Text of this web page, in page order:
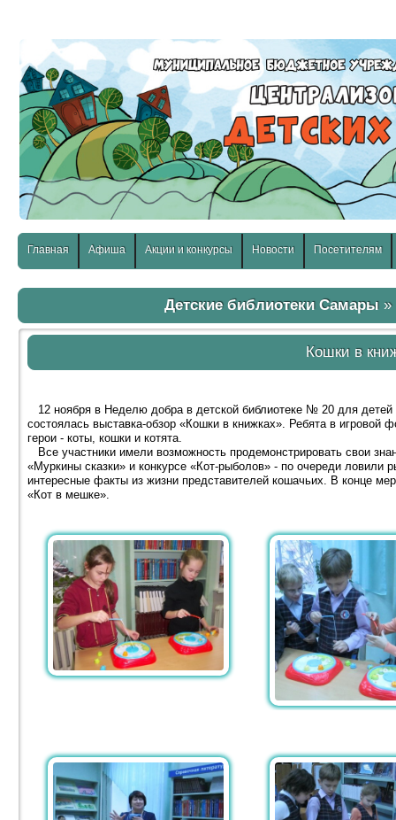
Главная Афиша Акции и конкурсы Новости Посетителям
Детские библиотеки Самары »
Кошки в
12 ноября в Неделю добра в детской библиотеке № 20 для
состоялась выставка-обзор «Кошки в книжках». Ребята в игровой
герои - коты, кошки и котята.
Все участники имели возможность продемонстрировать свои
«Муркины сказки» и конкурсе «Кот-рыболов» - по очереди ловили
интересные факты из жизни представителей кошачьих. В конце
«Кот в мешке».